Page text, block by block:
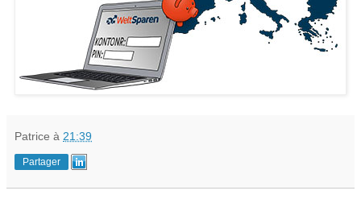
Patrice à 21:39
Partager